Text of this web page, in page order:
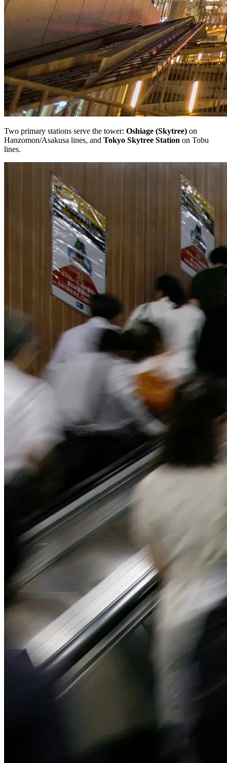
Two primary stations serve the tower: Oshiage (Skytree) on
Hanzomon/Asakusa lines, and Tokyo Skytree Station on Tobu
lines.